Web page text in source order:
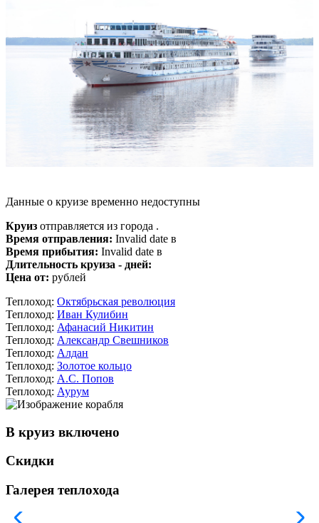
Данные о круизе временно недоступны
Круиз отправляется из города .
Время отправления: Invalid date в
Время прибытия: Invalid date в
Длительность круиза - дней:
Цена от: рублей
Теплоход: Октябрьская революция
Теплоход: Иван Кулибин
Теплоход: Афанасий Никитин
Теплоход: Александр Свешников
Теплоход: Алдан
Теплоход: Золотое кольцо
Теплоход: А.С. Попов
Теплоход: Аурум
В круиз включено
Скидки
Галерея теплохода